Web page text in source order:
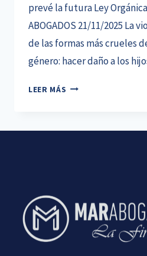
prevé la futura Ley
ABOGADOS 21/11/2025 La
de las formas más crueles
género: hacer daño a los
LEER MÁS VIOLENCIA
ES,
PREVÉ
LA